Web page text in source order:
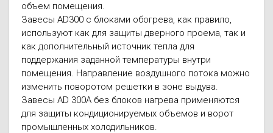
объем помещения.
Завесы AD300 с блоками обогрева, как правило,
используют как для защиты дверного проема, так и
как дополнительный источник тепла для
поддержания заданной температуры внутри
помещения. Направление воздушного потока можно
изменить поворотом решетки в зоне выдува.
Завесы AD 300A без блоков нагрева применяются
для защиты кондиционируемых объемов и ворот
промышленных холодильников.